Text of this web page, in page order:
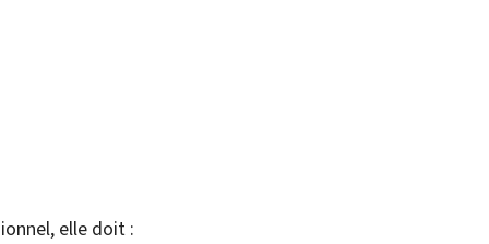
elle doit :